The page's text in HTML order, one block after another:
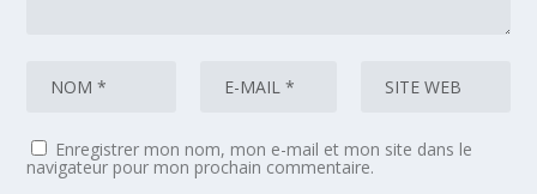
Enregistrer mon nom, mon e-mail et mon site dans le
navigateur pour mon prochain commentaire.